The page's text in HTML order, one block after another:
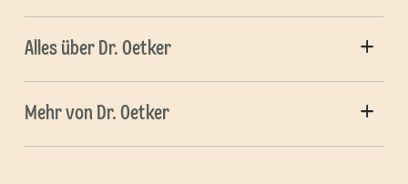
Alles über Dr. Oetker
Mehr von Dr. Oetker